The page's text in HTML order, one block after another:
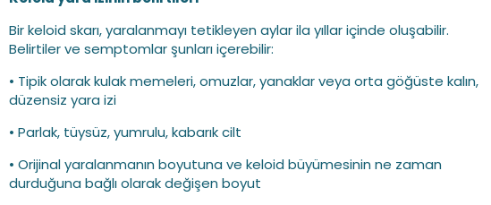
Bir keloid skarı, yaralanmayı tetikleyen aylar ila yıllar içinde oluşabilir.
Belirtiler ve semptomlar şunları içerebilir:
• Tipik olarak kulak memeleri, omuzlar, yanaklar veya orta göğüste kalın,
düzensiz yara izi
• Parlak, tüysüz, yumrulu, kabarık cilt
• Orijinal yaralanmanın boyutuna ve keloid büyümesinin ne zaman
durduğuna bağlı olarak değişen boyut